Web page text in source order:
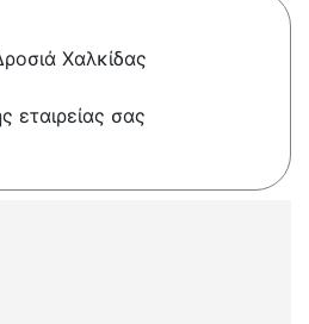
Χαλκίδας
εταιρείας σας